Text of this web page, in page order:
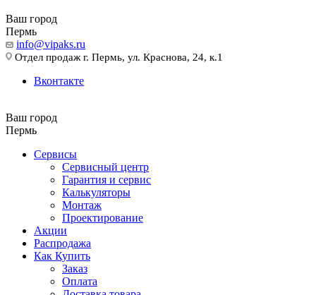
Ваш город
Пермь
info@vipaks.ru
Отдел продаж г. Пермь, ул. Краснова, 24, к.1
Вконтакте
Ваш город
Пермь
Сервисы
Сервисный центр
Гарантия и сервис
Калькуляторы
Монтаж
Проектирование
Акции
Распродажа
Как Купить
Заказ
Оплата